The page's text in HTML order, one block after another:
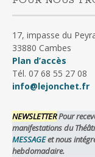
17, impasse du
33880 Cambes
Plan d’accès
Tél. 07 68 55 27 08
info@lejonchet.fr
NEWSLETTERPour
manifestations du
MESSAGEet nous
hebdomadaire.